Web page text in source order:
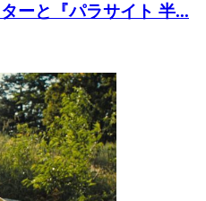
ーと『パラサイト 半...